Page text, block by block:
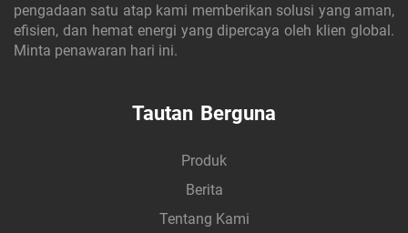
pengadaan satu atap kami memberikan solusi yang aman,
efisien, dan hemat energi yang dipercaya oleh klien global.
Minta penawaran hari ini.
Tautan Berguna
Produk
Berita
Tentang Kami